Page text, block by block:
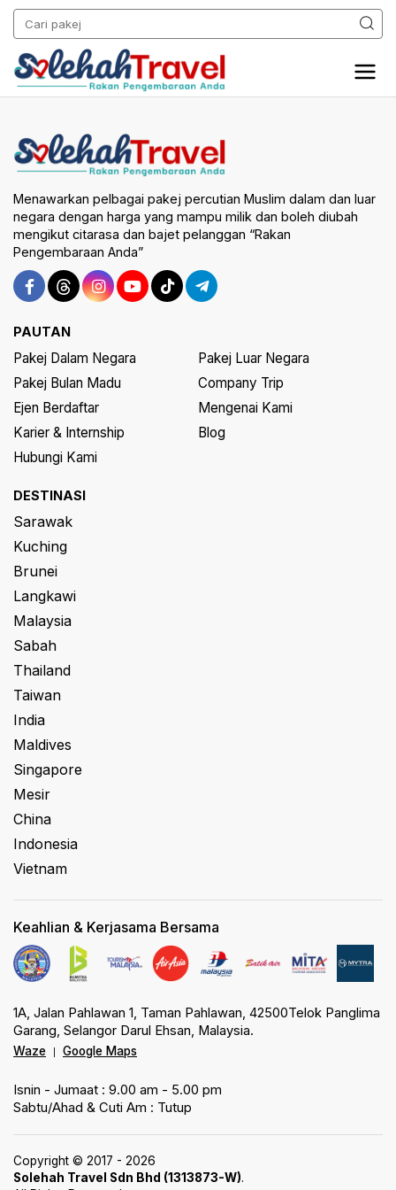
Menawarkan pelbagai pakej percutian Muslim dalam dan luar
negara dengan harga yang mampu milik dan boleh diubah
mengikut citarasa dan bajet pelanggan “Rakan
Pengembaraan Anda”
PAUTAN
Pakej Dalam Negara
Pakej Luar Negara
Pakej Bulan Madu
Company Trip
Ejen Berdaftar
Mengenai Kami
Karier & Internship
Blog
Hubungi Kami
DESTINASI
Sarawak
Kuching
Brunei
Langkawi
Malaysia
Sabah
Thailand
Taiwan
India
Maldives
Singapore
Mesir
China
Indonesia
Vietnam
Keahlian & Kerjasama Bersama
1A, Jalan Pahlawan 1, Taman Pahlawan, 42500Telok Panglima
Garang, Selangor Darul Ehsan, Malaysia.
Waze Google Maps
Isnin - Jumaat : 9.00 am - 5.00 pm
Sabtu/Ahad & Cuti Am : Tutup
Copyright © 2017 - 2026
Solehah Travel Sdn Bhd (1313873-W).